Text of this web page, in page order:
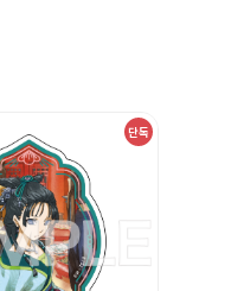
단독